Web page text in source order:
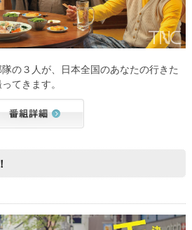
の３人が、日本全国のあなたの行きた
てきます。